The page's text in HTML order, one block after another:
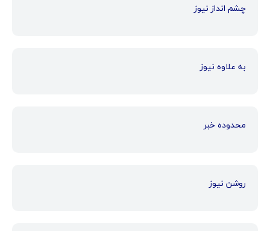
چشم انداز نیوز
به علاوه نیوز
محدوده خبر
روشن نیوز